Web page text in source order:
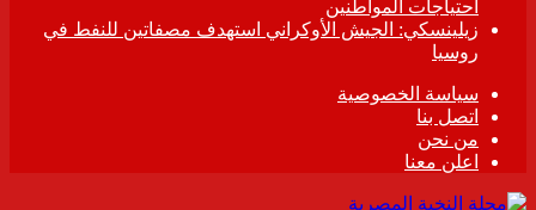
احتياجات المواطنين
زيلينسكي: الجيش الأوكراني استهدف مصفاتين للنفط في
روسيا
سياسة الخصوصية
اتصل بنا
من نحن
اعلن معنا